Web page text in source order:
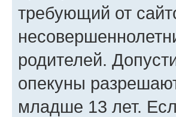
требующий от
родителей.
опекуны
младше 13 лет.